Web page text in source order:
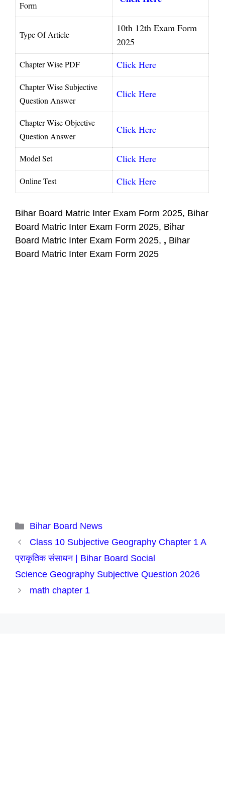
Form
Type Of Article
10th 12th Exam Form
2025
Chapter Wise PDF Click Here
Chapter Wise Subjective
Question Answer
Click Here
Chapter Wise Objective
Question Answer
Click Here
Model Set Click Here
Online Test Click Here
Bihar Board Matric Inter Exam Form 2025, Bihar
Board Matric Inter Exam Form 2025, Bihar
Board Matric Inter Exam Form 2025, , Bihar
Board Matric Inter Exam Form 2025
Categories
Bihar Board News
Class 10 Subjective Geography Chapter 1 A
प्राकृतिक संसाधन | Bihar Board Social
Science Geography Subjective Question 2026
math chapter 1